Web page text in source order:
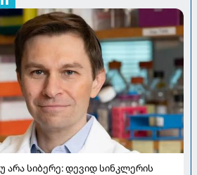
არა სიბერე: დევიდ სინკლერის